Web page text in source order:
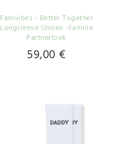
Famvibes - Better Together
Longsleeve Unisex -Familie
Partnerlook
59,00 €